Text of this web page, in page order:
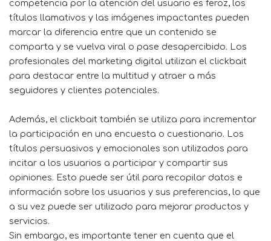
competencia por la atención del usuario es feroz, los
títulos llamativos y las imágenes impactantes pueden
marcar la diferencia entre que un contenido se
comparta y se vuelva viral o pase desapercibido. Los
profesionales del marketing digital utilizan el clickbait
para destacar entre la multitud y atraer a más
seguidores y clientes potenciales.
Además, el clickbait también se utiliza para incrementar
la participación en una encuesta o cuestionario. Los
títulos persuasivos y emocionales son utilizados para
incitar a los usuarios a participar y compartir sus
opiniones. Esto puede ser útil para recopilar datos e
información sobre los usuarios y sus preferencias, lo que
a su vez puede ser utilizado para mejorar productos y
servicios.
Sin embargo, es importante tener en cuenta que el